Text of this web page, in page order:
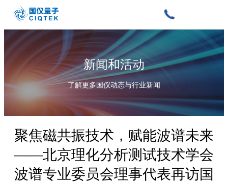
新闻和活动
了解更多国仪动态与行业新闻
聚焦磁共振技术，赋能波谱未来
——北京理化分析测试技术学会
波谱专业委员会理事代表再访国